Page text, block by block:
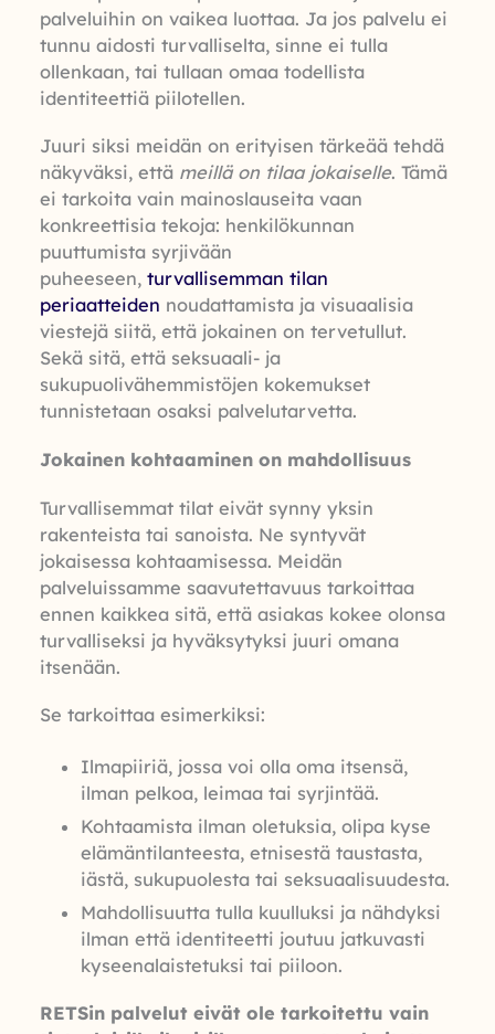
palveluihin on vaikea luottaa. Ja jos palvelu ei
tunnu aidosti turvalliselta, sinne ei tulla
ollenkaan, tai tullaan omaa todellista
identiteettiä piilotellen.
Juuri siksi meidän on erityisen tärkeää tehdä
näkyväksi, että meillä on tilaa jokaiselle. Tämä
ei tarkoita vain mainoslauseita vaan
konkreettisia tekoja: henkilökunnan
puuttumista syrjivään
puheeseen,turvallisemman tilan
periaatteiden noudattamista ja visuaalisia
viestejä siitä, että jokainen on tervetullut.
Sekä sitä, että seksuaali- ja
sukupuolivähemmistöjen kokemukset
tunnistetaan osaksi palvelutarvetta.
Jokainen kohtaaminen on mahdollisuus
Turvallisemmat tilat eivät synny yksin
rakenteista tai sanoista. Ne syntyvät
jokaisessa kohtaamisessa. Meidän
palveluissamme saavutettavuus tarkoittaa
ennen kaikkea sitä, että asiakas kokee olonsa
turvalliseksi ja hyväksytyksi juuri omana
itsenään.
Se tarkoittaa esimerkiksi:
Ilmapiiriä, jossa voi olla oma itsensä,
ilman pelkoa, leimaa tai syrjintää.
Kohtaamista ilman oletuksia, olipa kyse
elämäntilanteesta, etnisestä taustasta,
iästä, sukupuolesta tai seksuaalisuudesta.
Mahdollisuutta tulla kuulluksi ja nähdyksi
ilman että identiteetti joutuu jatkuvasti
kyseenalaistetuksi tai piiloon.
RETSin palvelut eivät ole tarkoitettu vain